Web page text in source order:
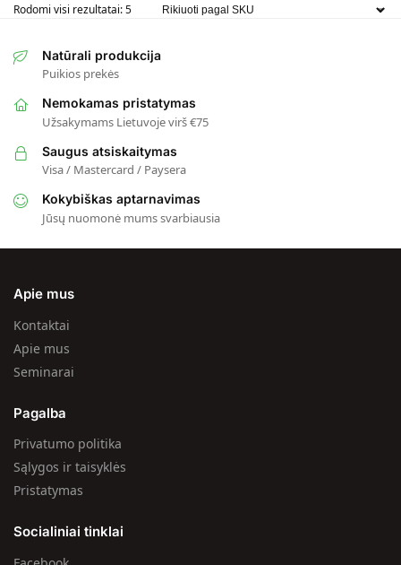
Rodomi visi rezultatai: 5
Natūrali produkcija
Puikios prekės
Nemokamas pristatymas
Užsakymams Lietuvoje virš €75
Saugus atsiskaitymas
Visa / Mastercard / Paysera
Kokybiškas aptarnavimas
Jūsų nuomonė mums svarbiausia
Apie mus
Kontaktai
Apie mus
Seminarai
Pagalba
Privatumo politika
Sąlygos ir taisyklės
Pristatymas
Socialiniai tinklai